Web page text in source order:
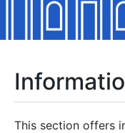
Show/Hide
Show/Hide
This section offers